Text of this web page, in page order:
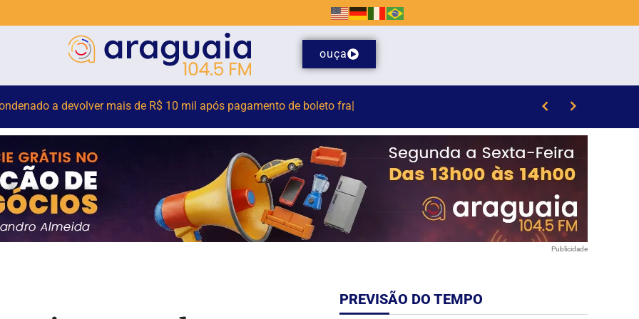
ouça
adoção de jovem de 21 anos por casal que a criou desde a infância em SC
Publicidade
PREVISÃO DO TEMPO